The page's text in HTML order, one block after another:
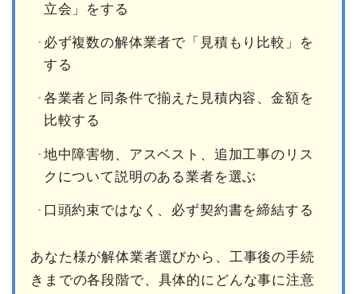
立会」をする
必ず複数の解体業者で「見積もり比較」を
する
各業者と同条件で揃えた見積内容、金額を
比較する
地中障害物、アスベスト、追加工事のリス
クについて説明のある業者を選ぶ
口頭約束ではなく、必ず契約書を締結する
あなた様が解体業者選びから、工事後の手続
きまでの各段階で、具体的にどんな事に注意